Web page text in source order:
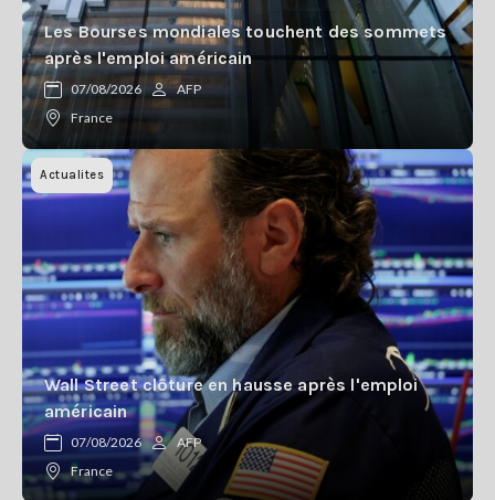
Les Bourses mondiales touchent des sommets
après l'emploi américain
07/08/2026
AFP
France
Actualites
Wall Street clôture en hausse après l'emploi
américain
07/08/2026
AFP
France